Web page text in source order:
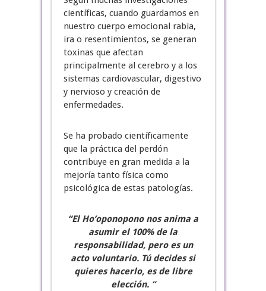
científicas, cuando guardamos en
nuestro cuerpo emocional rabia,
ira o resentimientos, se generan
toxinas que afectan
principalmente al cerebro y a los
sistemas cardiovascular, digestivo
y nervioso y creación de
enfermedades.
Se ha probado científicamente
que la práctica del perdón
contribuye en gran medida a la
mejoría tanto física como
psicológica de estas patologías.
“El Ho’oponopono nos anima a
asumir el 100% de la
responsabilidad, pero es un
acto voluntario. Tú decides si
quieres hacerlo, es de libre
elección. “